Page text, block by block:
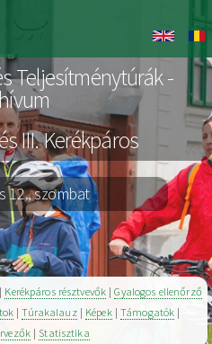
Archiv
Teljesítménytúrák -
III. Kerékpáros
12., szombat
| Kerékpáros résztvevők |Gyalogos ellenőrző
|Túrakalauz| Képek|Támogatók |
| Statisztika